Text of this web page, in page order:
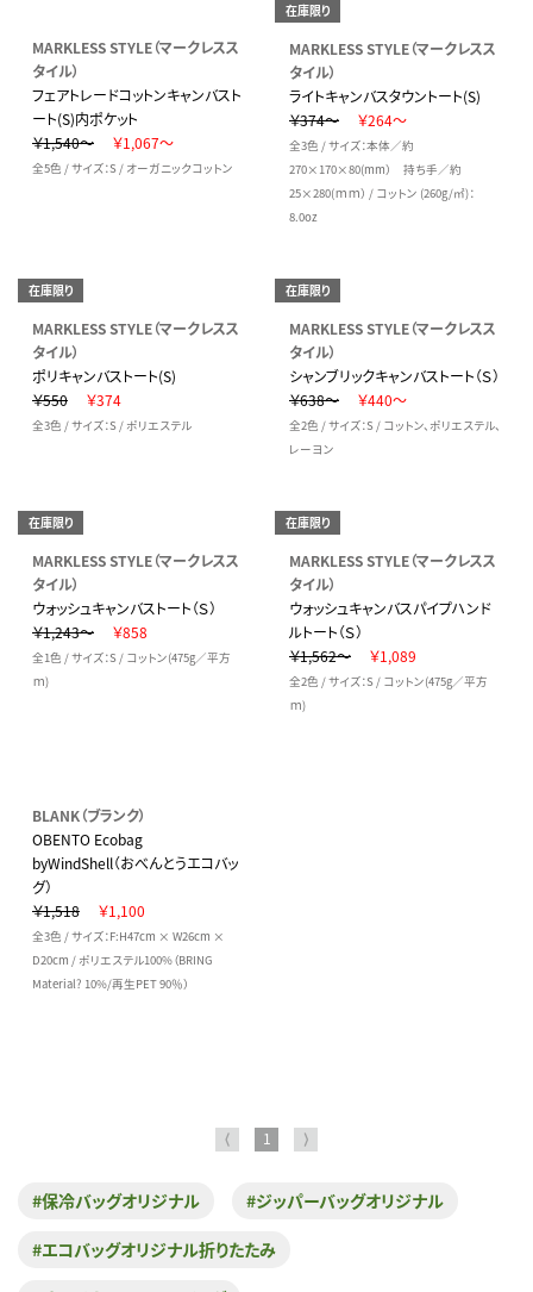
MARKLESS STYLE（マークレスス
タイル）
フェアトレードコットンキャンバスト
ート(S)内ポケット
￥1,540～
￥1,067～
全5色 / サイズ：S / オーガニックコットン
在庫限り
MARKLESS STYLE（マークレスス
タイル）
ライトキャンバスタウントート(S)
￥374～
￥264～
全3色 / サイズ：本体／約
270×170×80(mm） 持ち手／約
25×280(ｍｍ） / コットン (260g/㎡)：
8.0oz
在庫限り
MARKLESS STYLE（マークレスス
タイル）
ポリキャンバストート(S)
￥550
￥374
全3色 / サイズ：S / ポリエステル
在庫限り
MARKLESS STYLE（マークレスス
タイル）
シャンブリックキャンバストート（Ｓ）
￥638～
￥440～
全2色 / サイズ：S / コットン、ポリエステル、
レーヨン
在庫限り
MARKLESS STYLE（マークレスス
タイル）
ウォッシュキャンバストート（Ｓ）
￥1,243～
￥858
全1色 / サイズ：S / コットン(475g／平方
ｍ)
在庫限り
MARKLESS STYLE（マークレスス
タイル）
ウォッシュキャンバスパイプハンド
ルトート（Ｓ）
￥1,562～
￥1,089
全2色 / サイズ：S / コットン(475g／平方
ｍ)
BLANK（ブランク）
OBENTO Ecobag
byWindShell（おべんとうエコバッ
グ）
￥1,518
￥1,100
全3色 / サイズ：F:H47cm × W26cm ×
D20cm / ポリエステル100%（BRING
Material? 10%/再生PET 90％）
⟨ 1 ⟩
#保冷バッグオリジナル #ジッパーバッグオリジナル
#エコバッグオリジナル折りたたみ